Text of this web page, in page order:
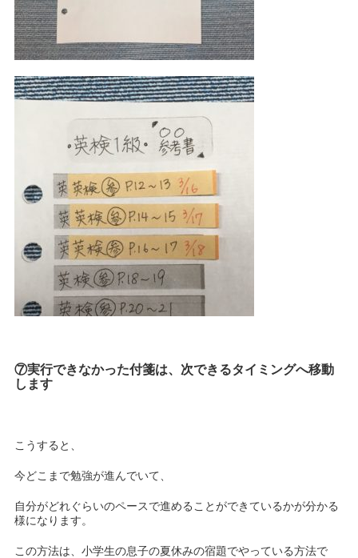
⑦実行できなかった付箋は、次できるタイミングへ移動
します
こうすると、
今どこまで勉強が進んでいて、
自分がどれぐらいのペースで進めることができているかが分かる
様になります。
この方法は、小学生の息子の夏休みの宿題でやっている方法で